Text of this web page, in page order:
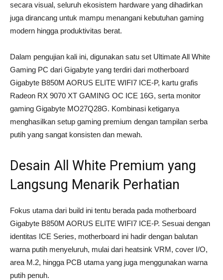
secara visual, seluruh ekosistem hardware yang dihadirkan
juga dirancang untuk mampu menangani kebutuhan gaming
modern hingga produktivitas berat.
Dalam pengujian kali ini, digunakan satu set Ultimate All White
Gaming PC dari Gigabyte yang terdiri dari motherboard
Gigabyte B850M AORUS ELITE WIFI7 ICE-P, kartu grafis
Radeon RX 9070 XT GAMING OC ICE 16G, serta monitor
gaming Gigabyte MO27Q28G. Kombinasi ketiganya
menghasilkan setup gaming premium dengan tampilan serba
putih yang sangat konsisten dan mewah.
Desain All White Premium yang
Langsung Menarik Perhatian
Fokus utama dari build ini tentu berada pada motherboard
Gigabyte B850M AORUS ELITE WIFI7 ICE-P. Sesuai dengan
identitas ICE Series, motherboard ini hadir dengan balutan
warna putih menyeluruh, mulai dari heatsink VRM, cover I/O,
area M.2, hingga PCB utama yang juga menggunakan warna
putih penuh.